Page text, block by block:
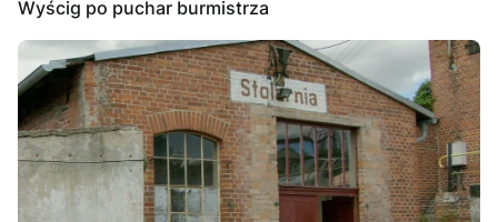
Wyścig po puchar burmistrza